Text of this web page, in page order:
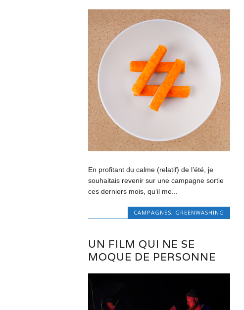
En profitant du calme (relatif) de l’été, je
souhaitais revenir sur une campagne sortie
ces derniers mois, qu’il me...
CAMPAGNES, GREENWASHING
UN FILM QUI NE SE
MOQUE DE PERSONNE